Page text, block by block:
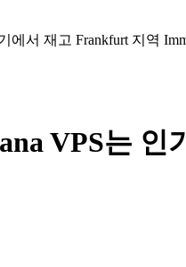
에서 재고 Frankfurt 지역
VPS는